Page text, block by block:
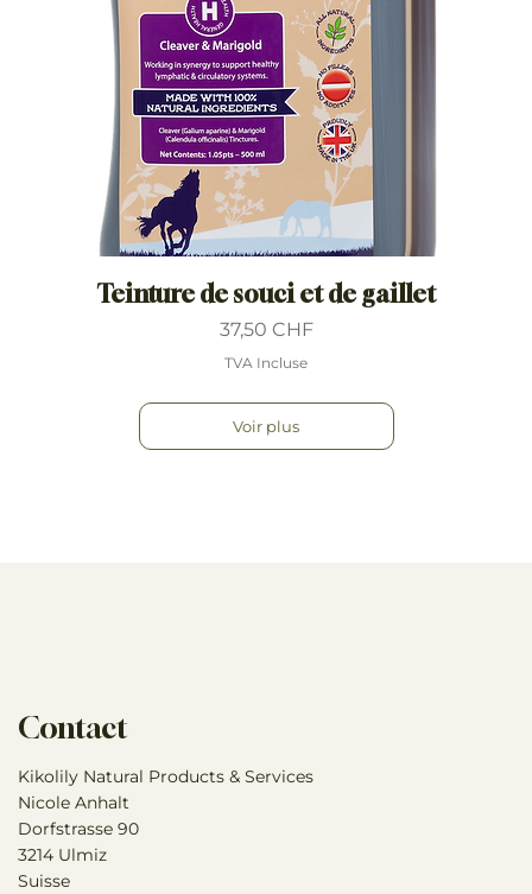
Teinture de souci et de gaillet
Prix
37,50 CHF
TVA Incluse
Voir plus
Contact
Kikolily Natural Products & Services
Nicole Anhalt
Dorfstrasse 90
3214 Ulmiz
Suisse